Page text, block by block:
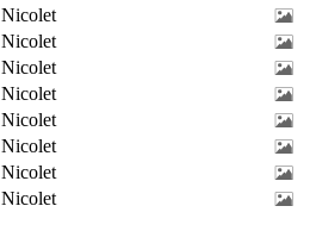
Nicolet
Nicolet
Nicolet
Nicolet
Nicolet
Nicolet
Nicolet
Nicolet